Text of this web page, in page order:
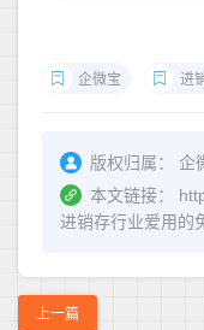
企微宝 进
版权归属：
企
本文链接：
进销存行业爱用的
上一篇